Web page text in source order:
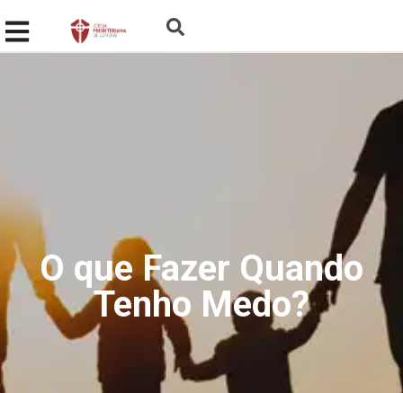
O que Fazer Quando
Tenho Medo?